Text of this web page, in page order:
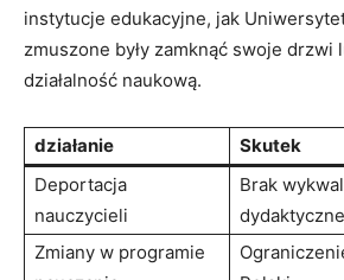
⁤instytucje edukacyjne, jak‍
zmuszone były zamknąć swoje drzwi
działalność⁤ naukową.
działanie
Skutek
Deportacja
nauczycieli
Brak
Zmiany w⁤ programie